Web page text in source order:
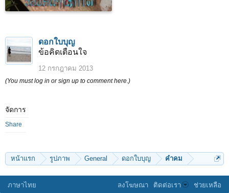
ดอกใบบุญ
ข้อคิดเตือนใจ
12 กรกฎาคม 2013
(You must log in or sign up to comment here.)
จัดการ
Share
หน้าแรก รูปภาพ General ดอกใบบุญ คำคม
ภาษาไทย ลงโฆษณา ติดต่อเรา ช่วยเหลือ